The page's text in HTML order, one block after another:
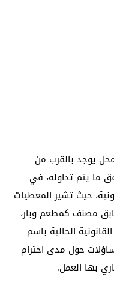
يوجد بالقرب من
ما يتم تداوله، في
حيث تشير المعطيات
مصنف كمطعم وبار،
الحالية باسم
حول مدى احترام
بها العمل.